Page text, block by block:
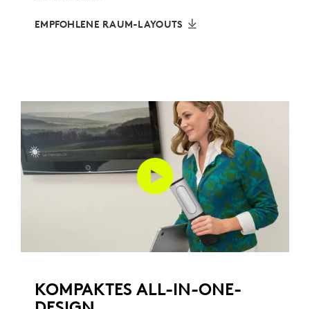
EMPFOHLENE RAUM-LAYOUTS
KOMPAKTES ALL-IN-ONE-